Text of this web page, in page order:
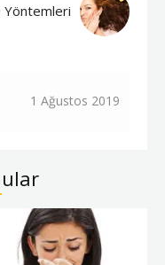
Yöntemleri
1 Ağustos 2019